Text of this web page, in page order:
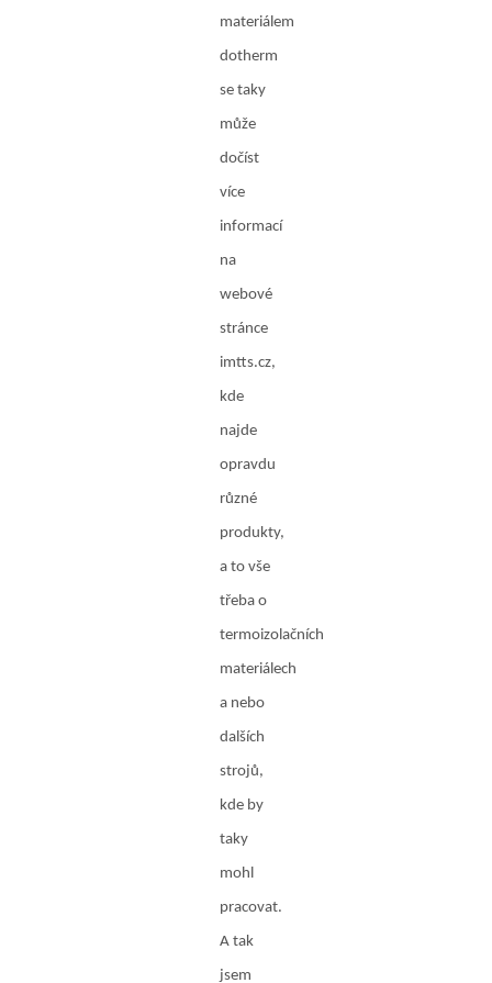
materiálem
dotherm
se taky
může
dočíst
více
informací
na
webové
stránce
imtts.cz,
kde
najde
opravdu
různé
produkty,
a to vše
třeba o
termoizolačních
materiálech
a nebo
dalších
strojů,
kde by
taky
mohl
pracovat.
A tak
jsem